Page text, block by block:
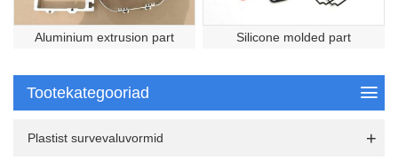
Aluminium extrusion part Silicone molded part
Tootekategooriad
Plastist survevaluvormid